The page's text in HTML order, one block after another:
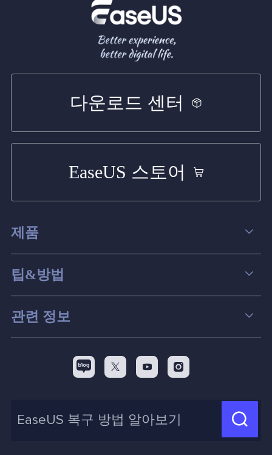
다운로드 센터
EaseUS 스토어
제품
데이터 복구
파티션 관리
스크린 레코더
백업&복원
신제품 New
팁&방법
컴퓨터 데이터 복구 팁
맥 데이터 복구 팁
디스크 파티션 팁
화면 녹화 팁
관련 정보
리셀러
제휴 문의
  
